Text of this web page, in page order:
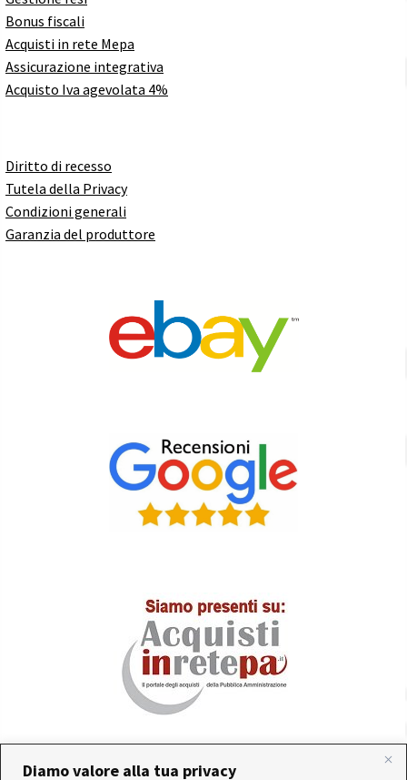
Diamo valore alla tua privacy
Bonus fiscali
Acquisti in rete Mepa
Assicurazione integrativa
Acquisto Iva agevolata 4%
Diritto di recesso
Tutela della Privacy
Condizioni generali
Garanzia del produttore